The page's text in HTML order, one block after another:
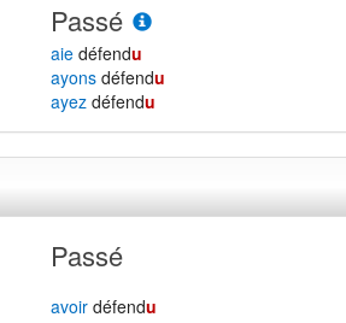
Passé
aie défendu
ayons défendu
ayez défendu
Passé
avoir défendu